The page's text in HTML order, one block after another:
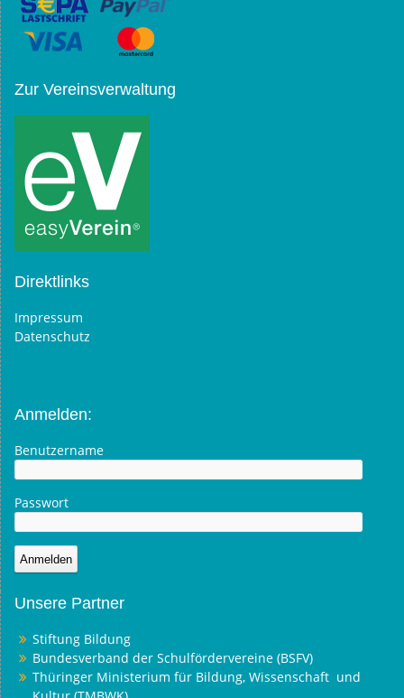
Zur Vereinsverwaltung
Direktlinks
Impressum
Datenschutz
Anmelden:
Benutzername
Passwort
Unsere Partner
Stiftung Bildung
Bundesverband der Schulfördervereine (BSFV)
Thüringer Ministerium für Bildung, Wissenschaft und